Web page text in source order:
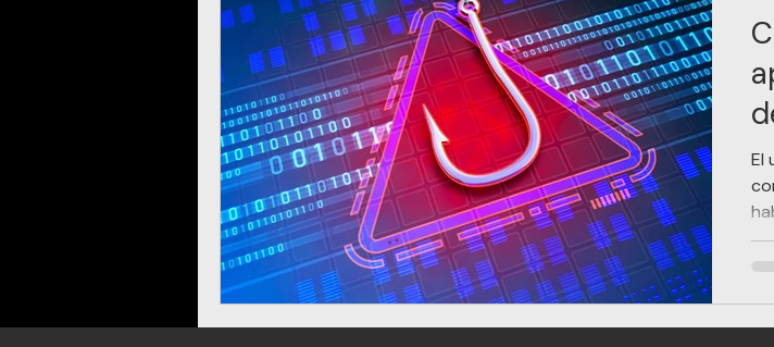
SEGURIDAD DE FISCALES
CIBERFRAUDES
LEY INTERNA-CONFLICTO
GENERO-DIVERSIDAD-VIOLENCIA
El